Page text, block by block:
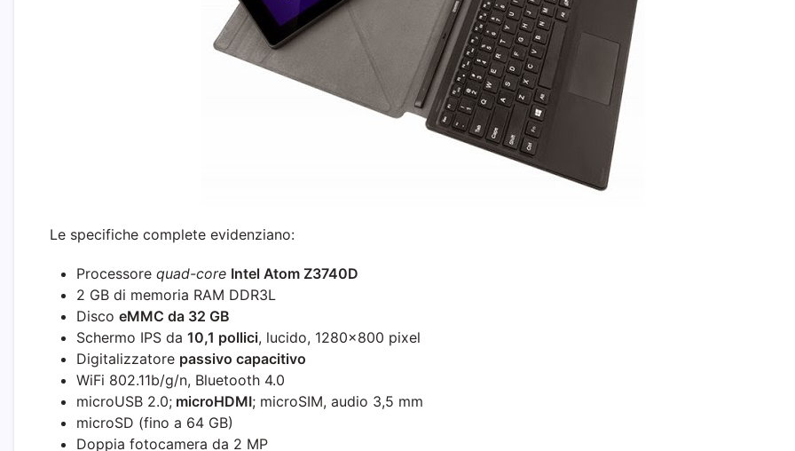
Le specifiche complete evidenziano:
Processore quad-core Intel Atom Z3740D
2 GB di memoria RAM DDR3L
Disco eMMC da 32 GB
Schermo IPS da 10,1 pollici, lucido, 1280×800 pixel
Digitalizzatore passivo capacitivo
WiFi 802.11b/g/n, Bluetooth 4.0
microUSB 2.0; microHDMI; microSIM, audio 3,5 mm
microSD (fino a 64 GB)
Doppia fotocamera da 2 MP